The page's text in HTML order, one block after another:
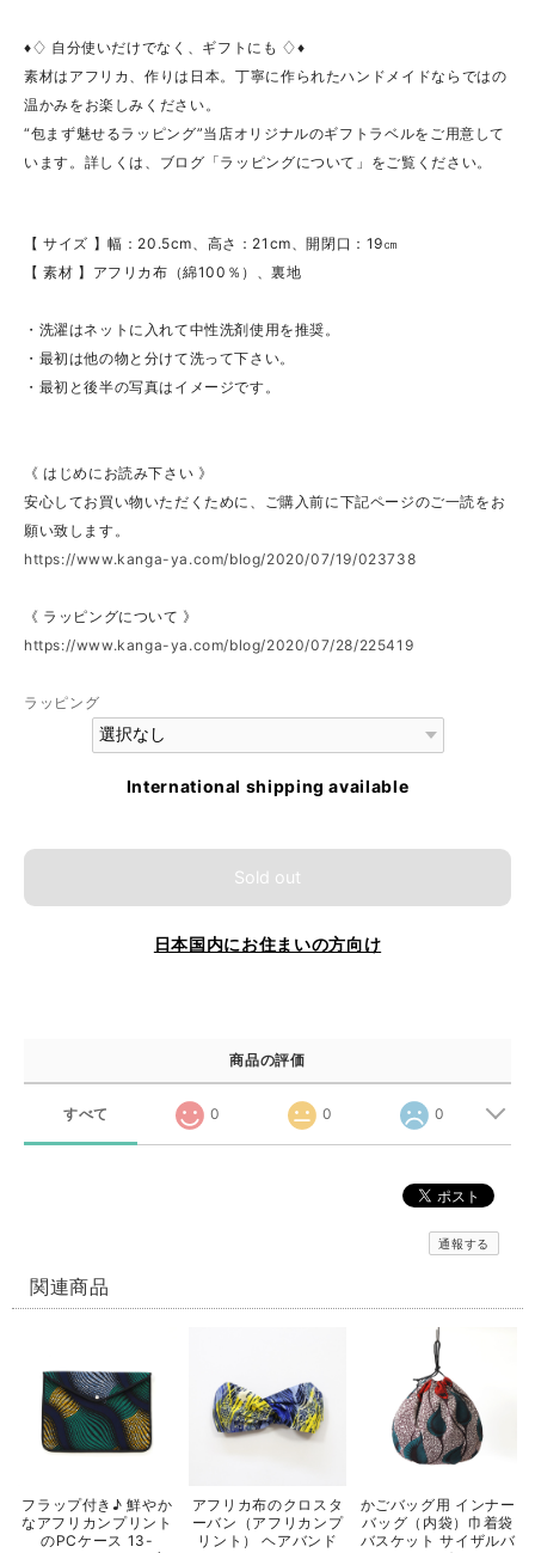
♦♢ 自分使いだけでなく、ギフトにも ♢♦
素材はアフリカ、作りは日本。丁寧に作られたハンドメイドならではの
温かみをお楽しみください。
“包まず魅せるラッピング”当店オリジナルのギフトラベルをご用意して
います。詳しくは、ブログ「ラッピングについて」をご覧ください。
【 サイズ 】幅：20.5cm、高さ：21cm、開閉口：19㎝
【 素材 】アフリカ布（綿100％）、裏地
・洗濯はネットに入れて中性洗剤使用を推奨。
・最初は他の物と分けて洗って下さい。
・最初と後半の写真はイメージです。
《 はじめにお読み下さい 》
安心してお買い物いただくために、ご購入前に下記ページのご一読をお
願い致します。
https://www.kanga-ya.com/blog/2020/07/19/023738
《 ラッピングについて 》
https://www.kanga-ya.com/blog/2020/07/28/225419
ラッピング
International shipping available
Sold out
日本国内にお住まいの方向け
商品の評価
すべて 0 0 0
通報する
関連商品
フラップ付き♪ 鮮やか
なアフリカンプリント
のPCケース 13-
アフリカ布のクロスタ
ーバン（アフリカンプ
リント） ヘアバンド
かごバッグ用 インナー
バッグ（内袋）巾着袋
バスケット サイザルバ